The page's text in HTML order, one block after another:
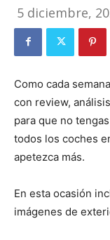
5 diciembre,
Como cada
con review,
para que no
todos los coches
apetezca más.
En esta ocasión
imágenes de